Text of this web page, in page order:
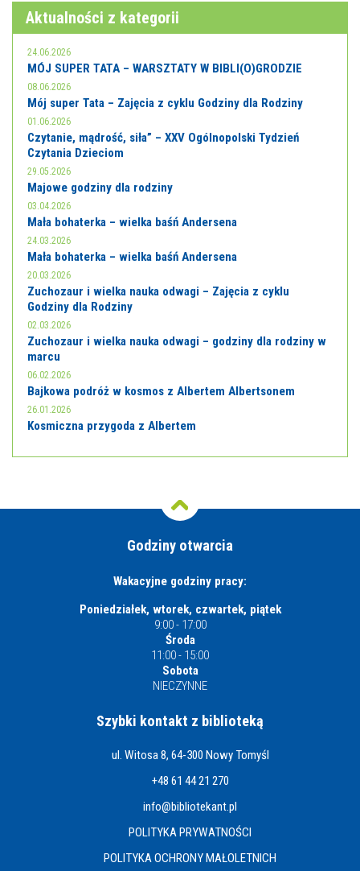
Aktualności z kategorii
24.06.2026
MÓJ SUPER TATA – WARSZTATY W BIBLI(O)GRODZIE
08.06.2026
Mój super Tata – Zajęcia z cyklu Godziny dla Rodziny
01.06.2026
Czytanie, mądrość, siła” – XXV Ogólnopolski Tydzień
Czytania Dzieciom
29.05.2026
Majowe godziny dla rodziny
03.04.2026
Mała bohaterka – wielka baśń Andersena
24.03.2026
Mała bohaterka – wielka baśń Andersena
20.03.2026
Zuchozaur i wielka nauka odwagi – Zajęcia z cyklu
Godziny dla Rodziny
02.03.2026
Zuchozaur i wielka nauka odwagi – godziny dla rodziny w
marcu
06.02.2026
Bajkowa podróż w kosmos z Albertem Albertsonem
26.01.2026
Kosmiczna przygoda z Albertem
Godziny otwarcia
Wakacyjne godziny pracy:
Poniedziałek, wtorek, czwartek, piątek
9:00 - 17:00
Środa
11:00 - 15:00
Sobota
NIECZYNNE
Szybki kontakt z biblioteką
ul. Witosa 8, 64-300 Nowy Tomyśl
+48 61 44 21 270
info@bibliotekant.pl
POLITYKA PRYWATNOŚCI
POLITYKA OCHRONY MAŁOLETNICH